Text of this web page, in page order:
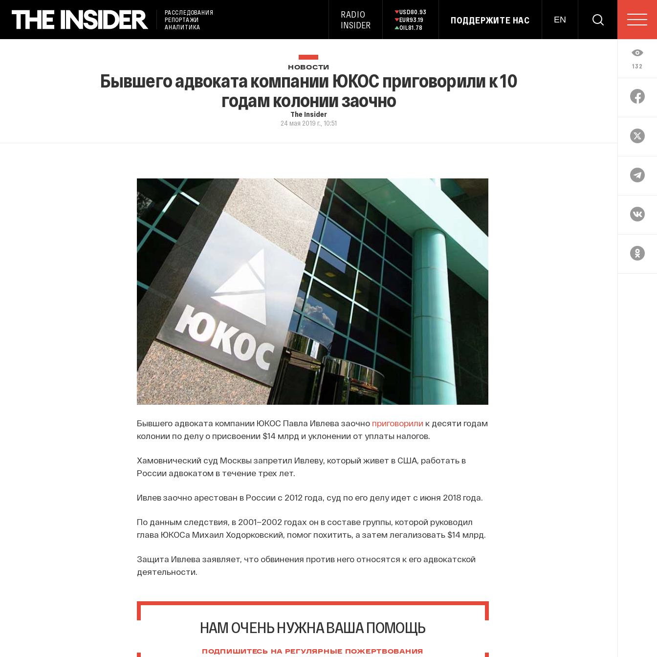
РАССЛЕДОВАНИЯ
РЕПОРТАЖИ
АНАЛИТИКА
RADIO
INSIDER
USD80.93
EUR93.19
OIL81.78
ПОДДЕРЖИТЕ НАС EN
132
НОВОСТИ
Бывшего адвоката компании ЮКОС приговорили к 10
годам колонии заочно
The Insider
24 мая 2019 г., 10:51
Бывшего адвоката компании ЮКОС Павла Ивлева заочно приговорили к десяти годам
колонии по делу о присвоении $14 млрд и уклонении от уплаты налогов.
Хамовнический суд Москвы запретил Ивлеву, который живет в США, работать в
России адвокатом в течение трех лет.
Ивлев заочно арестован в России с 2012 года, суд по его делу идет с июня 2018 года.
По данным следствия, в 2001–2002 годах он в составе группы, которой руководил
глава ЮКОСа Михаил Ходорковский, помог похитить, а затем легализовать $14 млрд.
Защита Ивлева заявляет, что обвинения против него относятся к его адвокатской
деятельности.
НАМ ОЧЕНЬ НУЖНА ВАША ПОМОЩЬ
ПОДПИШИТЕСЬ НА РЕГУЛЯРНЫЕ ПОЖЕРТВОВАНИЯ